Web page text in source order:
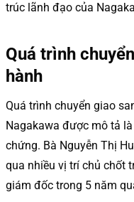
trúc lãnh đạo của
Quá trình
hành
Quá trình chuyển giao
Nagakawa được mô tả
chứng. Bà Nguyễn Thị
qua nhiều vị trí chủ chốt
giám đốc trong 5 năm